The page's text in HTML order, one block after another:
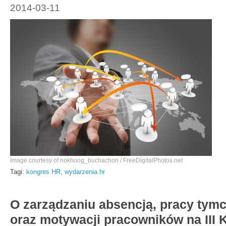
2014-03-11
Image courtesy of nokhoog_buchachon / FreeDigitalPhotos.net
Tagi: kongres HR, wydarzenia hr
O zarządzaniu absencją, pracy
oraz motywacji pracowników na III